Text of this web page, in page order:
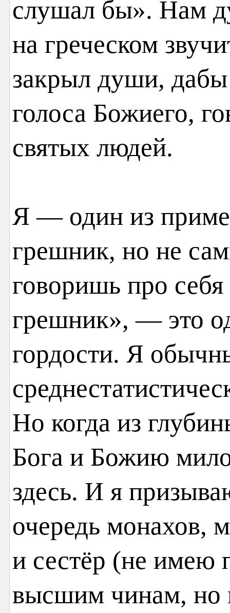
слушал бы». Нам
на греческом
закрыл души,
голоса Божиего,
святых людей.
Я — один из
грешник, но не
говоришь про
грешник», — это
гордости. Я
Но когда из
Бога и Божию
здесь. И я
очередь монахов,
и сестёр (не имею
высшим чинам, но